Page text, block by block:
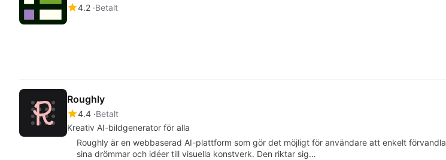
4.2 Betalt
Roughly
4.4 Betalt
Kreativ AI-bildgenerator för alla
Roughly är en webbaserad AI-plattform som gör det möjligt för användare att enkelt förvandla
sina drömmar och idéer till visuella konstverk. Den riktar sig…